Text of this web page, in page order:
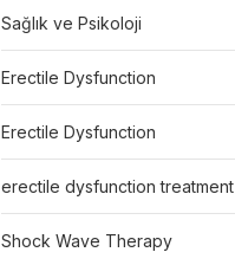
Sağlık ve Psikoloji
Erectile Dysfunction
Erectile Dysfunction
erectile dysfunction treatment
Shock Wave Therapy